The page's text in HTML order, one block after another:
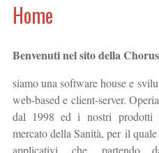
Home
Benvenuti nel sito della
siamo una software house e
web-based e client-server.
dal 1998 ed i nostri prodotti
mercato della Sanità, per il
applicativi, che, partendo